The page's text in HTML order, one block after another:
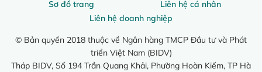
Sơ đồ trang
Liên hệ cá nhân
Liên hệ doanh nghiệp
© Bản quyền 2018 thuộc về Ngân hàng TMCP Đầu tư và Phát
triển Việt Nam (BIDV)
Tháp BIDV, Số 194 Trần Quang Khải, Phường Hoàn Kiếm, TP Hà